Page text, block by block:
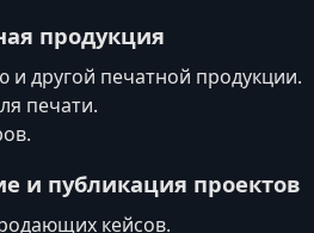
продукция
и другой печатной продукции.
печати.
и публикация проектов
кейсов.